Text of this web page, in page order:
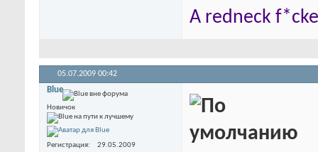
A redneck
05.07.2009 00:42
Blue
Новичок
Регистрация
29.05.2009